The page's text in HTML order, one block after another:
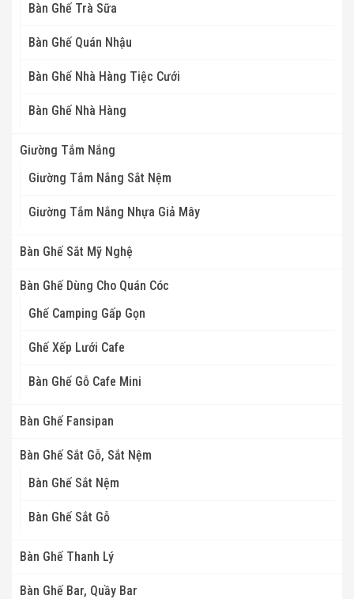
Bàn Ghế Trà Sữa
Bàn Ghế Quán Nhậu
Bàn Ghế Nhà Hàng Tiệc Cưới
Bàn Ghế Nhà Hàng
Giường Tắm Nắng
Giường Tắm Nắng Sắt Nệm
Giường Tắm Nắng Nhựa Giả Mây
Bàn Ghế Sắt Mỹ Nghệ
Bàn Ghế Dùng Cho Quán Cóc
Ghế Camping Gấp Gọn
Ghế Xếp Lưới Cafe
Bàn Ghế Gỗ Cafe Mini
Bàn Ghế Fansipan
Bàn Ghế Sắt Gỗ, Sắt Nệm
Bàn Ghế Sắt Nệm
Bàn Ghế Sắt Gỗ
Bàn Ghế Thanh Lý
Bàn Ghế Bar, Quầy Bar